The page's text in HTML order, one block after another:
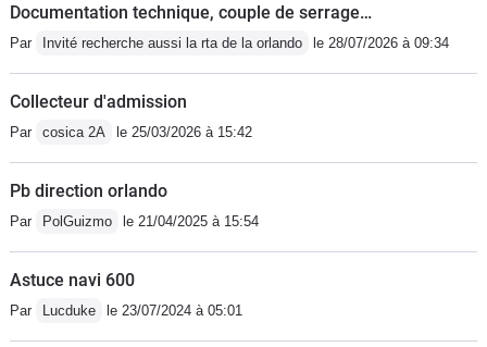
Documentation technique, couple de serrage…
Par Invité recherche aussi la rta de la orlando le 28/07/2026 à 09:34
Collecteur d'admission
Par cosica 2A le 25/03/2026 à 15:42
Pb direction orlando
Par PolGuizmo le 21/04/2025 à 15:54
Astuce navi 600
Par Lucduke le 23/07/2024 à 05:01